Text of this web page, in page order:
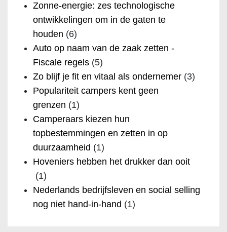
Zonne-energie: zes technologische
ontwikkelingen om in de gaten te
houden (6)
Auto op naam van de zaak zetten -
Fiscale regels (5)
Zo blijf je fit en vitaal als ondernemer (3)
Populariteit campers kent geen
grenzen (1)
Camperaars kiezen hun
topbestemmingen en zetten in op
duurzaamheid (1)
Hoveniers hebben het drukker dan ooit
(1)
Nederlands bedrijfsleven en social selling
nog niet hand-in-hand (1)